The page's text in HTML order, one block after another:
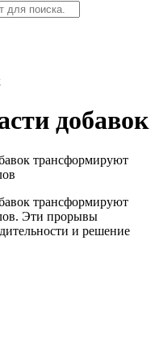
добавок
трансформируют
трансформируют
Эти прорывы
и решение